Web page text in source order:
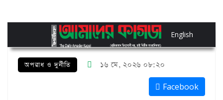
English
অপরাধ ও দুর্নীতি ১৬ মে, ২০২৬ ০৮:২০
Facebook